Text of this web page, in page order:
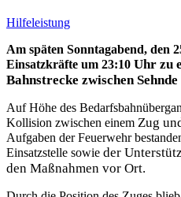
Hilfeleistung
Am späten Sonntagabend, den
Einsatzkräfte um 23:10 Uhr zu
Bahnstrecke zwischen
Auf Höhe des
Kollision zwischen einem Zug
Aufgaben der Feuerwehr
Einsatzstelle sowie der
den Maßnahmen vor Ort.